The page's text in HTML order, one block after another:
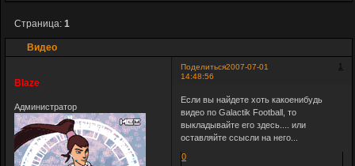
Видео
Страница:1
Поделиться 1
2007-07-01
14:48:56
Blaze
Администратор
Если вы найдете хоть какоенибудь
видео по Galactik Football, то
выкладывайте его здесь.... или
оставляйте ссысли на него...
0